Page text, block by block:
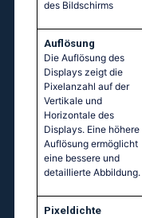
des Bildschirms
Auflösung
Die Auflösung des
Displays zeigt die
Pixelanzahl auf der
Vertikale und
Horizontale des
Displays. Eine höhere
Auflösung ermöglicht
eine bessere und
detaillierte Abbildung.
Pixeldichte